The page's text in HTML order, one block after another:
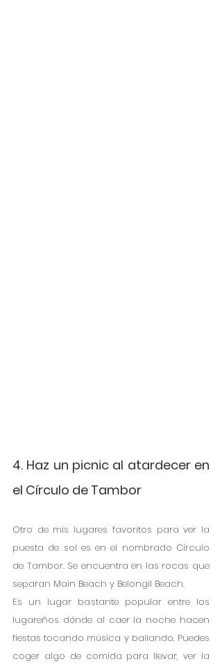
4. Haz un picnic al atardecer en
el Círculo de Tambor
Otro de mis lugares favoritos para ver la
puesta de sol es en el nombrado Círculo
de Tambor. Se encuentra en las rocas que
separan Main Beach y Belongil Beach.
Es un lugar bastante popular entre los
lugareños dónde al caer la noche hacen
fiestas tocando música y bailando. Puedes
coger algo de comida para llevar, ver la